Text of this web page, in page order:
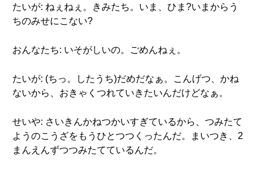
たいが: ねぇねぇ。きみたち。いま、ひま?いまからう
ちのみせにこない?
おんなたち: いそがしいの。ごめんねぇ。
たいが: (ちっ。したうち)だめだなぁ。こんげつ、かね
ないから、おきゃくつれていきたいんだけどなぁ。
せいや: さいきんかねつかいすぎているから、つみたて
ようのこうざをもうひとつつくったんだ。まいつき、2
まんえんずつつみたてているんだ。